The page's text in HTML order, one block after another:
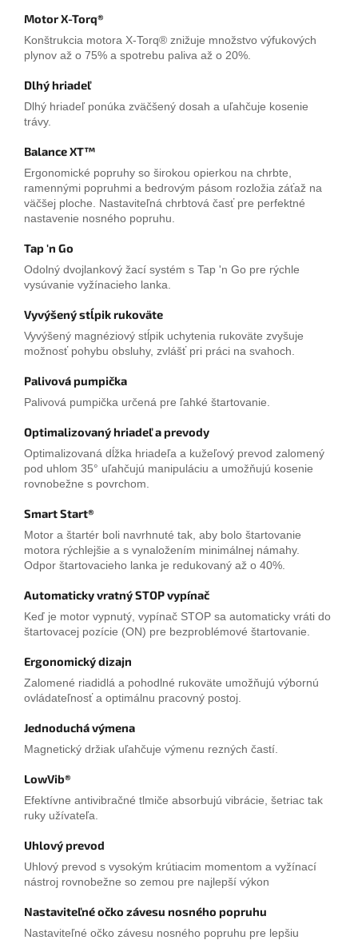
Motor X-Torq®
Konštrukcia motora X-Torq® znižuje množstvo výfukových
plynov až o 75% a spotrebu paliva až o 20%.
Dlhý hriadeľ
Dlhý hriadeľ ponúka zväčšený dosah a uľahčuje kosenie
trávy.
Balance XT™
Ergonomické popruhy so širokou opierkou na chrbte,
ramennými popruhmi a bedrovým pásom rozložia záťaž na
väčšej ploche. Nastaviteľná chrbtová časť pre perfektné
nastavenie nosného popruhu.
Tap 'n Go
Odolný dvojlankový žací systém s Tap 'n Go pre rýchle
vysúvanie vyžínacieho lanka.
Vyvýšený stĺpik rukoväte
Vyvýšený magnéziový stĺpik uchytenia rukoväte zvyšuje
možnosť pohybu obsluhy, zvlášť pri práci na svahoch.
Palivová pumpička
Palivová pumpička určená pre ľahké štartovanie.
Optimalizovaný hriadeľ a prevody
Optimalizovaná dĺžka hriadeľa a kužeľový prevod zalomený
pod uhlom 35° uľahčujú manipuláciu a umožňujú kosenie
rovnobežne s povrchom.
Smart Start®
Motor a štartér boli navrhnuté tak, aby bolo štartovanie
motora rýchlejšie a s vynaložením minimálnej námahy.
Odpor štartovacieho lanka je redukovaný až o 40%.
Automaticky vratný STOP vypínač
Keď je motor vypnutý, vypínač STOP sa automaticky vráti do
štartovacej pozície (ON) pre bezproblémové štartovanie.
Ergonomický dizajn
Zalomené riadidlá a pohodlné rukoväte umožňujú výbornú
ovládateľnosť a optimálnu pracovný postoj.
Jednoduchá výmena
Magnetický držiak uľahčuje výmenu rezných častí.
LowVib®
Efektívne antivibračné tlmiče absorbujú vibrácie, šetriac tak
ruky užívateľa.
Uhlový prevod
Uhlový prevod s vysokým krútiacim momentom a vyžínací
nástroj rovnobežne so zemou pre najlepší výkon
Nastaviteľné očko závesu nosného popruhu
Nastaviteľné očko závesu nosného popruhu pre lepšiu